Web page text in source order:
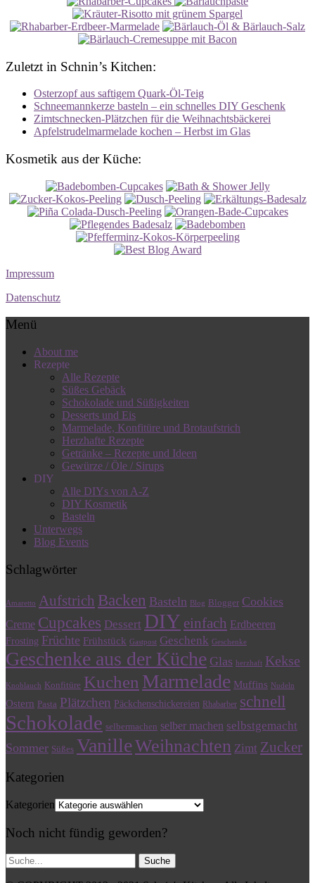
Zuletzt in Schnin’s Kitchen:
Osterzopf aus saftigem Quark-Öl-Teig
Schneemannkerze basteln – ein schnelles DIY Geschenk
Zimtschnecken-Plätzchen für die Weihnachtsbäckerei
Apfelstrudelmarmelade kochen – Herbst im Glas
Kosmetik aus der Küche:
Impressum
Datenschutz
Menü
About me
Rezepte
Alle Rezepte
Süßes Gebäck
Schokolade und Süßigkeiten
Desserts und Eis
Marmelade, Konfitüre und Brotaufstrich
Herzhafte Rezepte
Getränke – Rezepte und Ideen
Gewürze / Öle / Sirups
DIY
Alle DIYs von A-Z
DIY Kosmetik
Basteln
Unterwegs
Blog Events
Schlagwörter
Amaretto Aufstrich Backen Basteln Blog Blogger Cookies
Creme Cupcakes Dessert DIY einfach Erdbeeren
Frosting Früchte Frühstück Gastpost Geschenk Geschenke
Geschenke aus der Küche Glas herzhaft Kekse
Knoblauch Konfitüre Kuchen Marmelade Muffins Nudeln
Ostern Pasta Plätzchen Päckchenschickereien Rhabarber schnell
Schokolade selbermachen selber machen selbstgemacht
Sommer Süßes VanilleWeihnachten Zimt Zucker
Kategorien
Kategorien
Noch nicht fündig geworden?